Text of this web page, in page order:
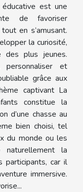
est une
de favoriser
en s’amusant.
la curiosité,
des plus jeunes.
personnaliser et
grâce aux
captivant La
constitue la
d’une chasse au
bien choisi, tel
du monde ou les
naturellement la
participants, car il
immersive.